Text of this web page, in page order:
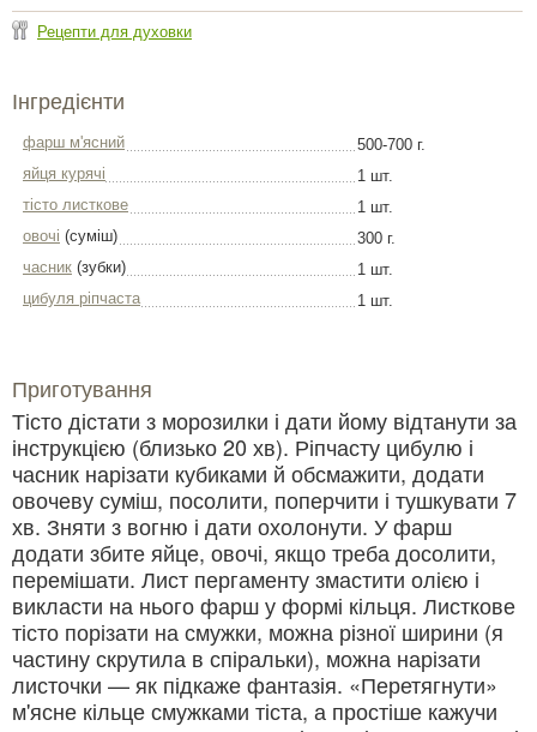
Рецепти для духовки
Інгредієнти
фарш м'ясний
500-700 г.
яйця курячі
1 шт.
тісто листкове
1 шт.
овочі (суміш)
300 г.
часник (зубки)
1 шт.
цибуля ріпчаста
1 шт.
Приготування
Тісто дістати з морозилки і дати йому відтанути за
інструкцією (близько 20 хв). Ріпчасту цибулю і
часник нарізати кубиками й обсмажити, додати
овочеву суміш, посолити, поперчити і тушкувати 7
хв. Зняти з вогню і дати охолонути. У фарш
додати збите яйце, овочі, якщо треба досолити,
перемішати. Лист пергаменту змастити олією і
викласти на нього фарш у формі кільця. Листкове
тісто порізати на смужки, можна різної ширини (я
частину скрутила в спіральки), можна нарізати
листочки — як підкаже фантазія. «Перетягнути»
м'ясне кільце смужками тіста, а простіше кажучи